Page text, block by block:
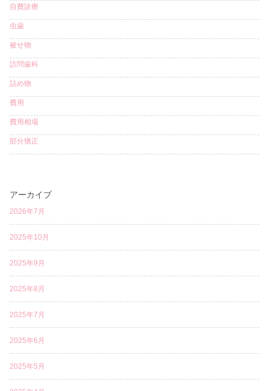
自費診療
虫歯
被せ物
訪問歯科
詰め物
費用
費用相場
部分矯正
アーカイブ
2026年7月
2025年10月
2025年9月
2025年8月
2025年7月
2025年6月
2025年5月